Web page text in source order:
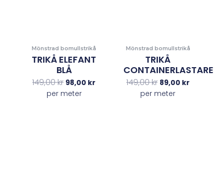
Mönstrad bomullstrikå
TRIKÅ ELEFANT
BLÅ
149,00kr 98,00 kr
per meter
Mönstrad bomullstrikå
TRIKÅ
CONTAINERLASTARE
149,00kr 89,00 kr
per meter